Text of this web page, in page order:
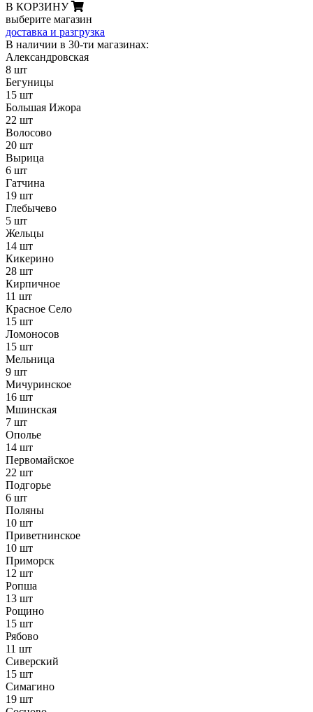
В КОРЗИНУ
выберите магазин
доставка и разгрузка
В наличии в 30-ти магазинах:
Александровская
8 шт
Бегуницы
15 шт
Большая Ижора
22 шт
Волосово
20 шт
Вырица
6 шт
Гатчина
19 шт
Глебычево
5 шт
Жельцы
14 шт
Кикерино
28 шт
Кирпичное
11 шт
Красное Село
15 шт
Ломоносов
15 шт
Мельница
9 шт
Мичуринское
16 шт
Мшинская
7 шт
Ополье
14 шт
Первомайское
22 шт
Подгорье
6 шт
Поляны
10 шт
Приветнинское
10 шт
Приморск
12 шт
Ропша
13 шт
Рощино
15 шт
Рябово
11 шт
Сиверский
15 шт
Симагино
19 шт